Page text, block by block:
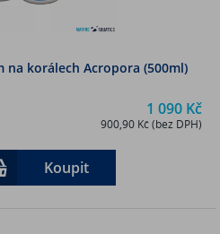
na korálech Acropora (500ml)
1 090 Kč
900,90 Kč (bez DPH)
Koupit